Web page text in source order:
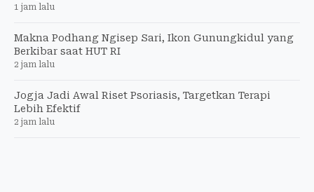
1 jam lalu
Makna Podhang Ngisep Sari, Ikon Gunungkidul yang
Berkibar saat HUT RI
2 jam lalu
Jogja Jadi Awal Riset Psoriasis, Targetkan Terapi
Lebih Efektif
2 jam lalu